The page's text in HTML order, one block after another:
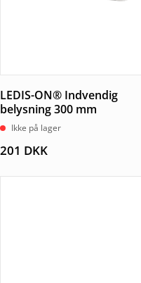
LEDIS-ON® Indvendig
belysning 300 mm
Ikke på lager
201 DKK